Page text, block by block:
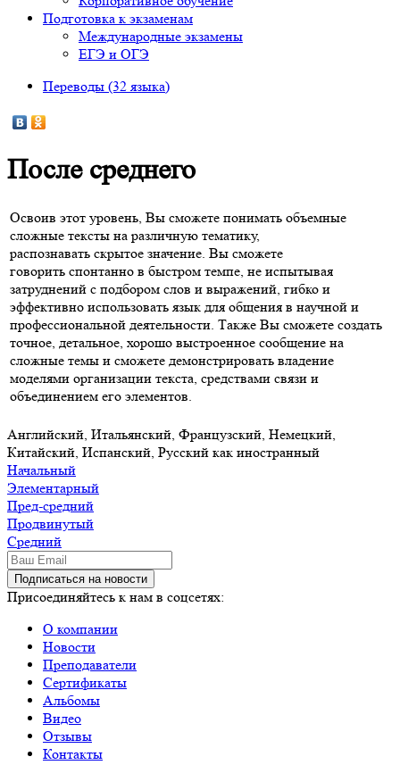
Подготовка к экзаменам
Международные экзамены
ЕГЭ и ОГЭ
Переводы (32 языка)
После среднего
Освоив этот уровень, Вы сможете понимать объемные
сложные тексты на различную тематику,
распознавать скрытое значение. Вы сможете
говорить спонтанно в быстром темпе, не испытывая
затруднений с подбором слов и выражений, гибко и
эффективно использовать язык для общения в научной и
профессиональной деятельности. Также Вы сможете создать
точное, детальное, хорошо выстроенное сообщение на
сложные темы и сможете демонстрировать владение
моделями организации текста, средствами связи и
объединением его элементов.
Английский, Итальянский, Французский, Немецкий,
Китайский, Испанский, Русский как иностранный
Начальный
Элементарный
Пред-средний
Продвинутый
Средний
Подписаться на новости
Присоединяйтесь к нам в соцсетях:
О компании
Новости
Преподаватели
Сертификаты
Альбомы
Видео
Отзывы
Контакты